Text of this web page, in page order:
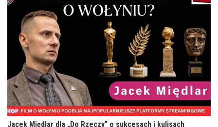
Jacek Międlar dla „Do Rzeczy” o sukcesach i kulisach